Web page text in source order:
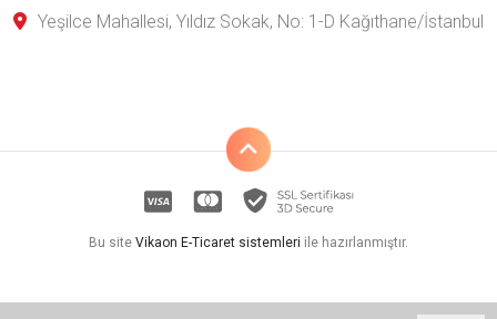
Yeşilce Mahallesi, Yıldız Sokak, No: 1-D Kağıthane/İstanbul
Bu site Vikaon E-Ticaret sistemleri ile hazırlanmıştır.